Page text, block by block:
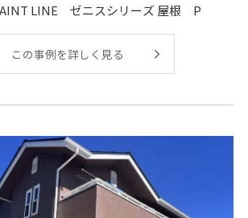
料 外壁 N-80 PAINT LINE ゼニスシリーズ 屋根 P
この事例を詳しく見る